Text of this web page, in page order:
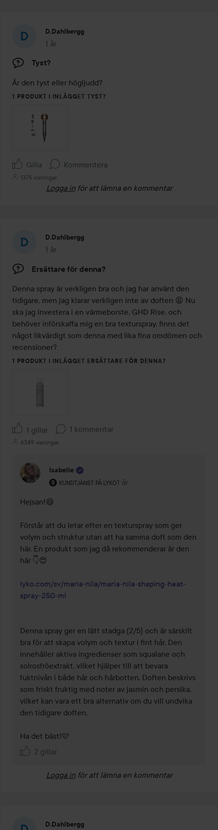
D.dahlbergg
1 år
Inlägget skapades 1 år
Tyst?
Är den tyst eller högljudd?
1 PRODUKT I INLÄGGET TYST?
Gilla Kommentera
1375 visningar
Logga in för att lämna en kommentar
D.dahlbergg
1 år
Inlägget skapades 1 år
Ersättare för denna?
Denna spray är verkligen bra och jag har använt den
tidigare, men jag klarar verkligen inte av doften 😩 Nu
ska jag investera i en värmeborste, GHD Rise, och
behöver införskaffa mig en bra texturspray, finns det
något likvärdigt som denna med lika fina omdömen och
recensioner?
1 PRODUKT I INLÄGGET ERSÄTTARE FÖR DENNA?
1 gillar 1 kommentar
6349 visningar
Isabelle
KUNDTJÄNST PÅ LYKO
Användarens roll: Kundtjänst på Lyko.
1 år
Kommentaren lades 1 år
Hejsan!😄
Förstår att du letar efter en texturspray som ger
volym och struktur utan att ha samma doft som den
här. En produkt som jag då rekommenderar är den
här 👇😍
lyko.com/sv/maria-nila/maria-nila-shaping-heat-
spray-250-ml
Denna spray ger en lätt stadga (2/5) och är särskilt
bra för att skapa volym och textur i fint hår. Den
innehåller aktiva ingredienser som squalane och
solrosfröextrakt, vilket hjälper till att bevara
fuktnivån i både hår och hårbotten. Doften beskrivs
som friskt fruktig med noter av jasmin och persika,
vilket kan vara ett bra alternativ om du vill undvika
den tidigare doften.
Ha det bäst!🩷
2 gillar
Logga in för att lämna en kommentar
D.dahlbergg